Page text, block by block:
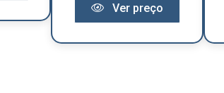
Ver preço